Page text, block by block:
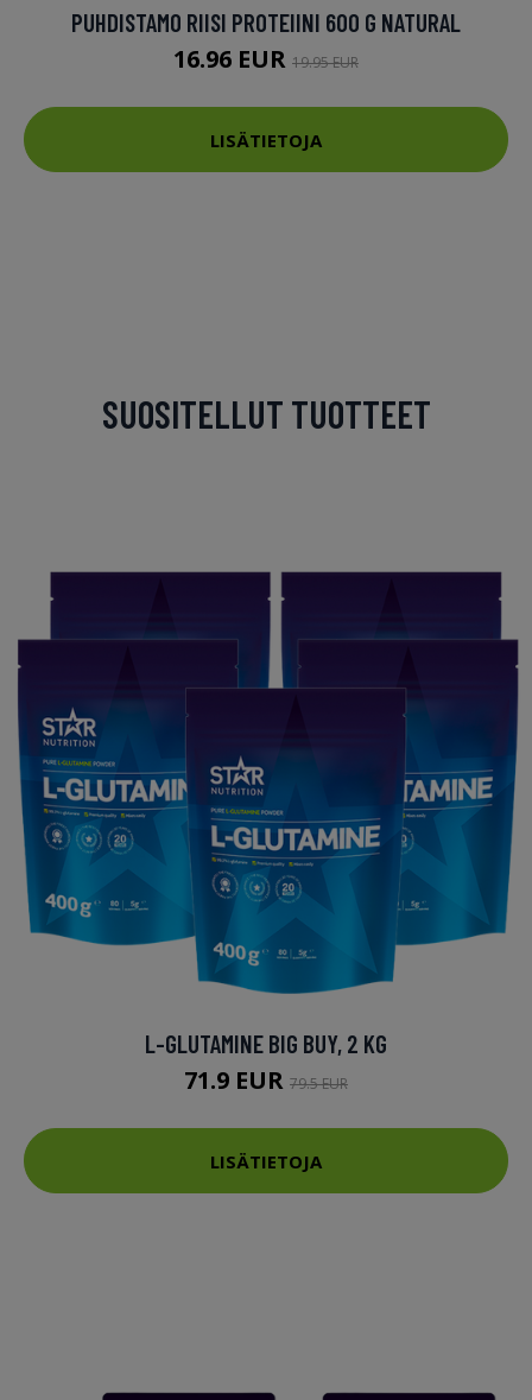
PUHDISTAMO RIISI PROTEIINI 600 G NATURAL
16.96 EUR 19.95 EUR
LISÄTIETOJA
SUOSITELLUT TUOTTEET
L-GLUTAMINE BIG BUY, 2 KG
71.9 EUR 79.5 EUR
LISÄTIETOJA